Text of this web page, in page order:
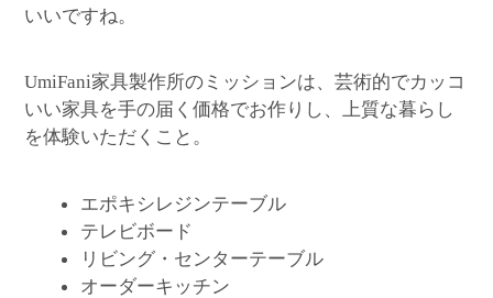
いいですね。
UmiFani家具製作所のミッションは、芸術的でカッコ
いい家具を手の届く価格でお作りし、上質な暮らし
を体験いただくこと。
エポキシレジンテーブル
テレビボード
リビング・センターテーブル
オーダーキッチン